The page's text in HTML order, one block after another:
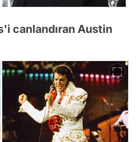
canlandıran Austin